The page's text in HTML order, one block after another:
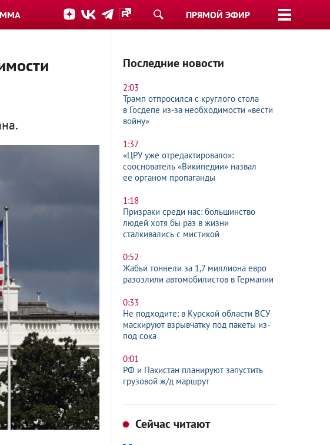
ПРЯМОЙ ЭФИР
Последние новости
2:03
Трамп отпросился с круглого стола
в Госдепе из-за необходимости «вести
войну»
1:37
«ЦРУ уже отредактировало»:
сооснователь «Википедии» назвал
ее органом пропаганды
1:18
Призраки среди нас: большинство
людей хотя бы раз в жизни
сталкивались с мистикой
0:52
Жабьи тоннели за 1,7 миллиона евро
разозлили автомобилистов в Германии
0:33
Не подходите: в Курской области ВСУ
маскируют взрывчатку под пакеты из-
под сока
0:01
РФ и Пакистан планируют запустить
грузовой ж/д маршрут
Сейчас читают